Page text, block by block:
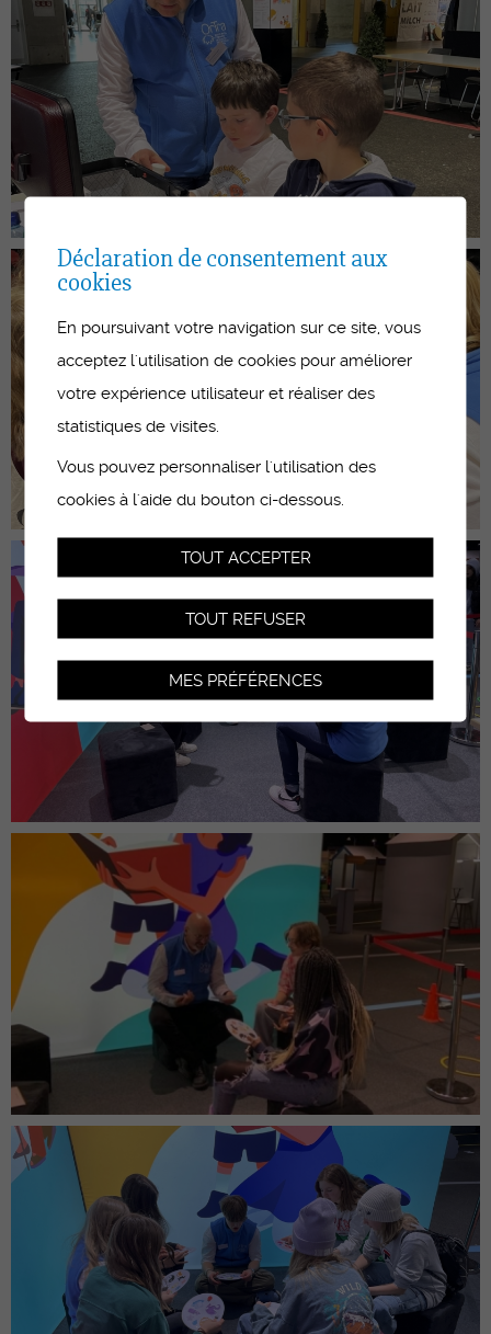
Déclaration de consentement aux
cookies
En poursuivant votre navigation sur ce site, vous
acceptez l'utilisation de cookies pour améliorer
votre expérience utilisateur et réaliser des
statistiques de visites.
Vous pouvez personnaliser l'utilisation des
cookies à l'aide du bouton ci-dessous.
TOUT ACCEPTER
TOUT REFUSER
MES PRÉFÉRENCES